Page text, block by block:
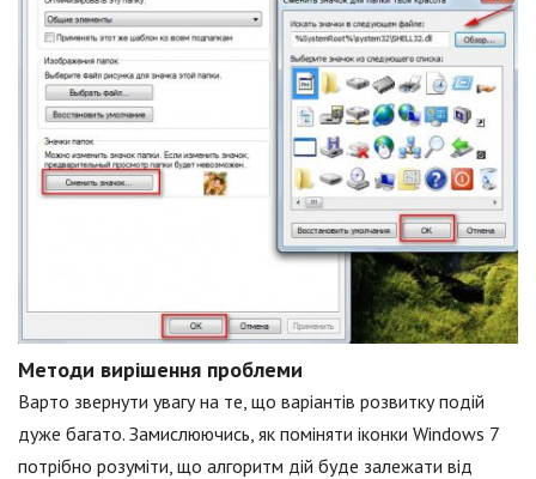
Методи вирішення проблеми
Варто звернути увагу на те, що варіантів розвитку подій
дуже багато. Замислюючись, як поміняти іконки Windows 7
потрібно розуміти, що алгоритм дій буде залежати від